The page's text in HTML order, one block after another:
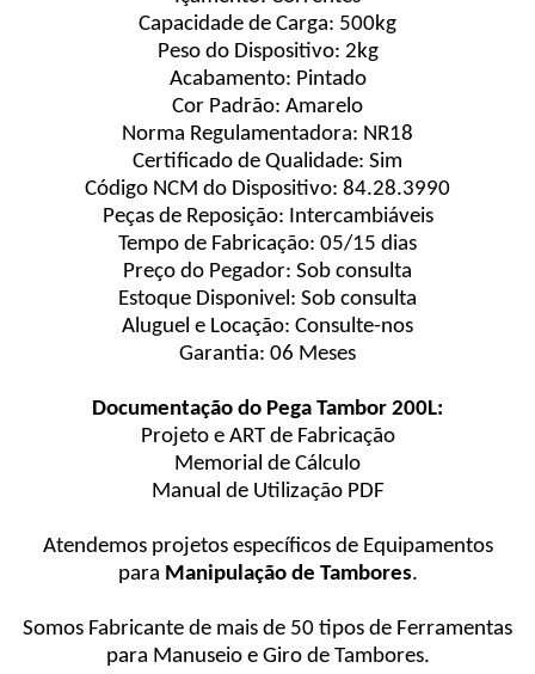
Capacidade de Carga: 500kg
Peso do Dispositivo: 2kg
Acabamento: Pintado
Cor Padrão: Amarelo
Norma Regulamentadora: NR18
Certificado de Qualidade: Sim
Código NCM do Dispositivo: 84.28.3990
Peças de Reposição: Intercambiáveis
Tempo de Fabricação: 05/15 dias
Preço do Pegador: Sob consulta
Estoque Disponivel: Sob consulta
Aluguel e Locação: Consulte-nos
Garantia: 06 Meses
Documentação do Pega Tambor 200L:
Projeto e ART de Fabricação
Memorial de Cálculo
Manual de Utilização PDF
Atendemos projetos específicos de Equipamentos
para Manipulação de Tambores.
Somos Fabricante de mais de 50 tipos de Ferramentas
para Manuseio e Giro de Tambores.